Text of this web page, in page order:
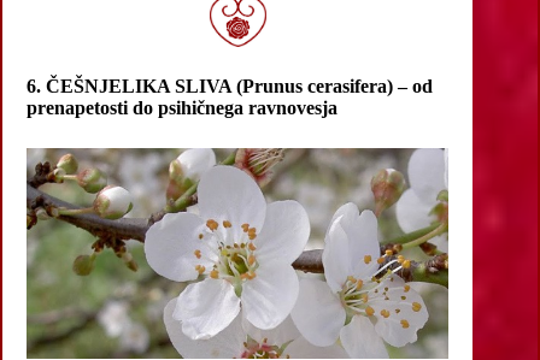
6. ČEŠNJELIKA SLIVA (Prunus cerasifera) – od
prenapetosti do psihičnega ravnovesja